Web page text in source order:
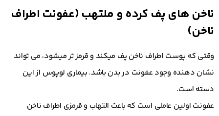
ناخن های پف کرده و ملتهب (عفونت اطراف
ناخن)
وقتی که پوست اطراف ناخن پف میکند و قرمز تر میشود، می تواند
نشان دهنده وجود عفونت در بدن باشد. بیماری لوپوس از این
دسته است.
عفونت اولین عاملی است که باعث التهاب و قرمزی اطراف ناخن